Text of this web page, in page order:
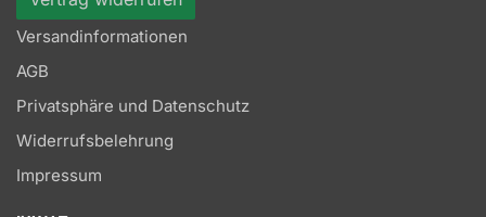
Versandinformationen
AGB
Privatsphäre und Datenschutz
Widerrufsbelehrung
Impressum